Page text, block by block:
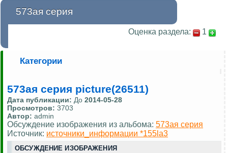
573ая серия
Оценка раздела: 1
Категории
573ая серия picture(26511)
Дата публикации: До 2014-05-28
Просмотров: 3703
Автор: admin
Обсуждение изображения из альбома: 573ая серия
Источник: источники_информации *155la3
ОБСУЖДЕНИЕ ИЗОБРАЖЕНИЯ